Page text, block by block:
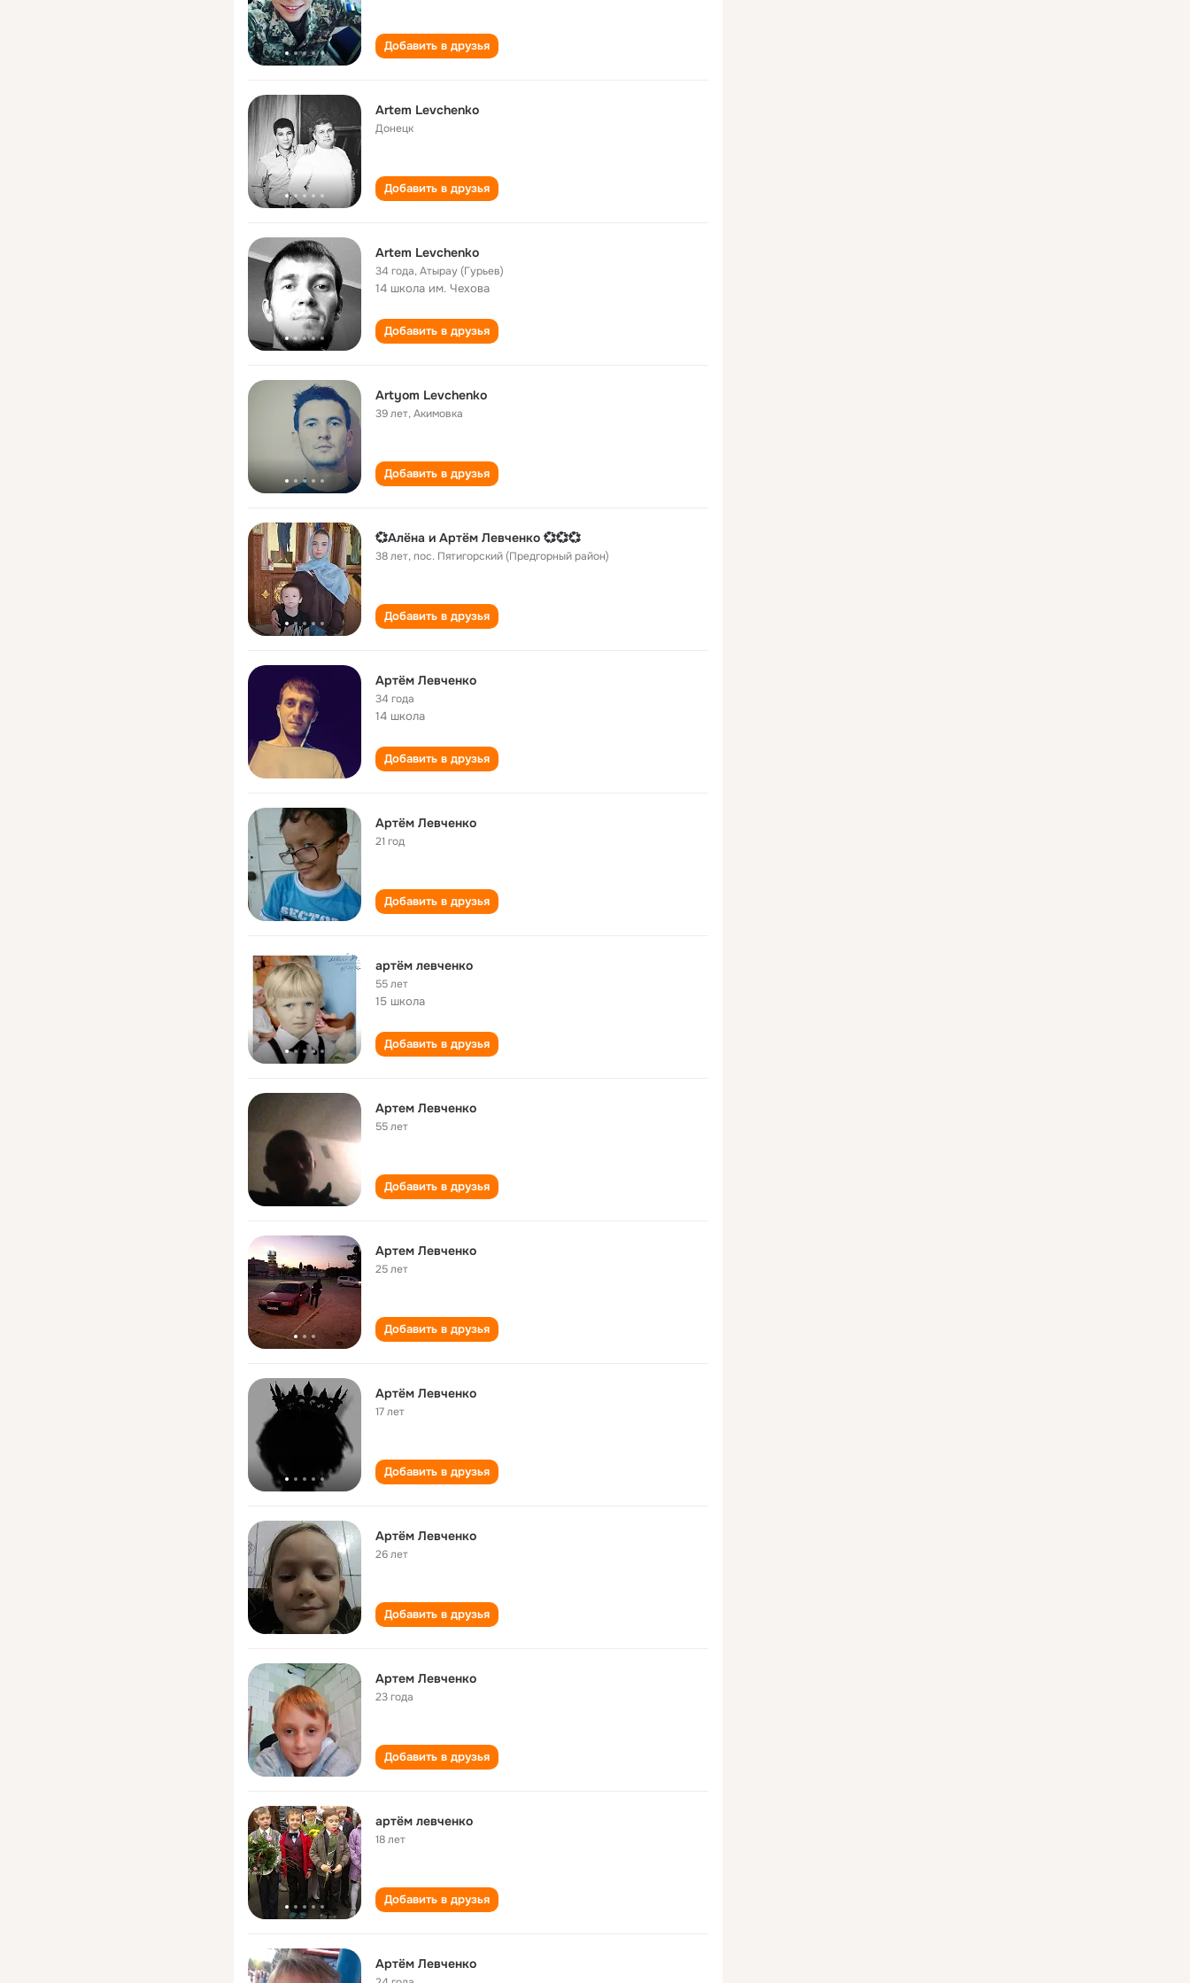
Добавить в друзья
Artem Levchenko
Донецк
Добавить в друзья
Artem Levchenko
34 года,Атырау (Гурьев)
14 школа им. Чехова
Добавить в друзья
Artyom Levchenko
39 лет,Акимовка
Добавить в друзья
💞Алёна и Артём Левченко 💞💞💞
38 лет,пос. Пятигорский (Предгорный район)
Добавить в друзья
Артём Левченко
34 года
14 школа
Добавить в друзья
Артём Левченко
21 год
Добавить в друзья
артём левченко
55 лет
15 школа
Добавить в друзья
Артем Левченко
55 лет
Добавить в друзья
Артем Левченко
25 лет
Добавить в друзья
Артём Левченко
17 лет
Добавить в друзья
Артём Левченко
26 лет
Добавить в друзья
Артем Левченко
23 года
Добавить в друзья
артём левченко
18 лет
Добавить в друзья
Артём Левченко